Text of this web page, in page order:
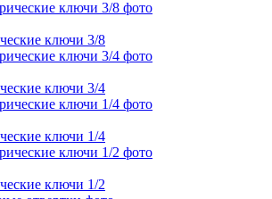
ключи 3/8
ключи 3/4
ключи 1/4
ключи 1/2